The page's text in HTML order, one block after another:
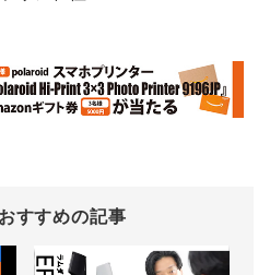
すすめの記事